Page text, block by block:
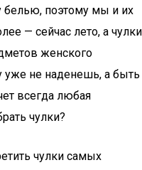
поэтому мы и их
— сейчас лето, а чулки
женского
уже не наденешь, а быть
всегда любая
чулки?
чулки самых